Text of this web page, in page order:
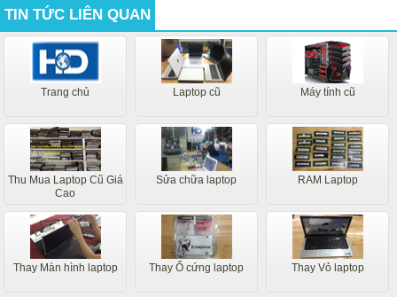
TIN TỨC LIÊN QUAN
Trang chủ Laptop cũ Máy tính cũ
Thu Mua Laptop Cũ Giá
Cao
Sửa chữa laptop RAM Laptop
Thay Màn hình laptop Thay Ổ cứng laptop Thay Vỏ laptop